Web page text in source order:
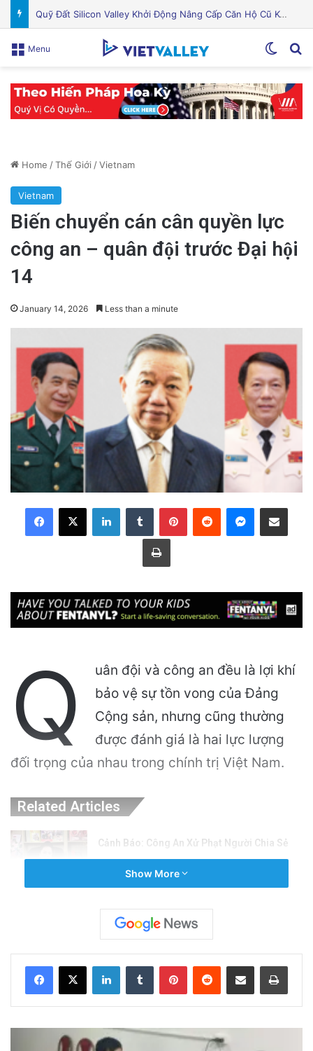
Chế độ ăn Địa Trung Hải: Thực phẩm nên ăn, lợi ích sức khỏe và cách bắt đầu hiệu quả
Menu
Home /Thế Giới /Vietnam
Vietnam
Biến chuyển cán cân quyền lực
công an – quân đội trước Đại hội
14
January 14, 2026 Less than a minute
LinkedInTumblr PinterestReddit Messenger
Share via Email
Print
Q
uân đội và công an đều là lợi khí
bảo vệ sự tồn vong của Đảng
Cộng sản, nhưng cũng thường
được đánh giá là hai lực lượng
đối trọng của nhau trong chính trị Việt Nam.
Related Articles
Cảnh Báo: Công An Xử Phạt Người Chia Sẻ
Sự Kiện Livestream Gây Chấn Động: 3 Triệu
Người Theo Dõi Nguyễn Phương Hằng Tại
23 hours ago
Đọc thêmRead More
Show More
LinkedInTumblr PinterestReddit Share via Email Print